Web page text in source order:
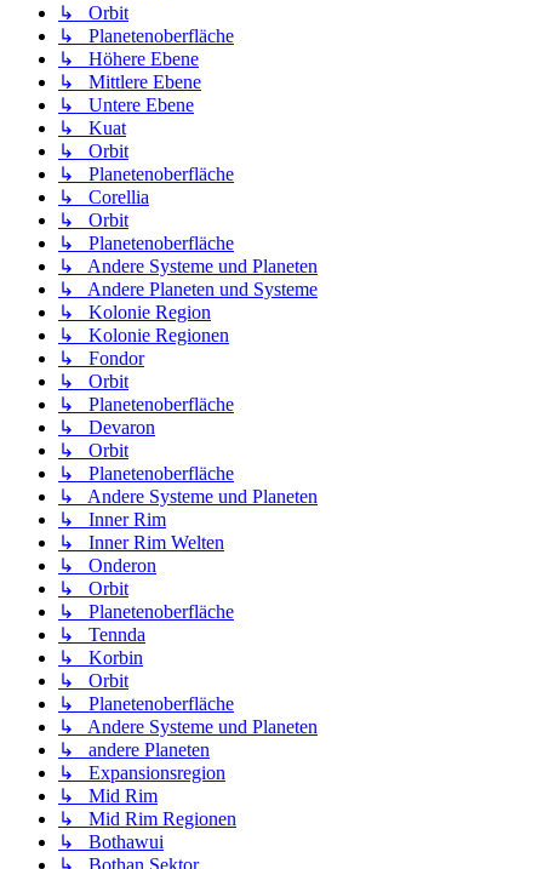
↳ Orbit
↳ Planetenoberfläche
↳ Höhere Ebene
↳ Mittlere Ebene
↳ Untere Ebene
↳ Kuat
↳ Orbit
↳ Planetenoberfläche
↳ Corellia
↳ Orbit
↳ Planetenoberfläche
↳ Andere Systeme und Planeten
↳ Andere Planeten und Systeme
↳ Kolonie Region
↳ Kolonie Regionen
↳ Fondor
↳ Orbit
↳ Planetenoberfläche
↳ Devaron
↳ Orbit
↳ Planetenoberfläche
↳ Andere Systeme und Planeten
↳ Inner Rim
↳ Inner Rim Welten
↳ Onderon
↳ Orbit
↳ Planetenoberfläche
↳ Tennda
↳ Korbin
↳ Orbit
↳ Planetenoberfläche
↳ Andere Systeme und Planeten
↳ andere Planeten
↳ Expansionsregion
↳ Mid Rim
↳ Mid Rim Regionen
↳ Bothawui